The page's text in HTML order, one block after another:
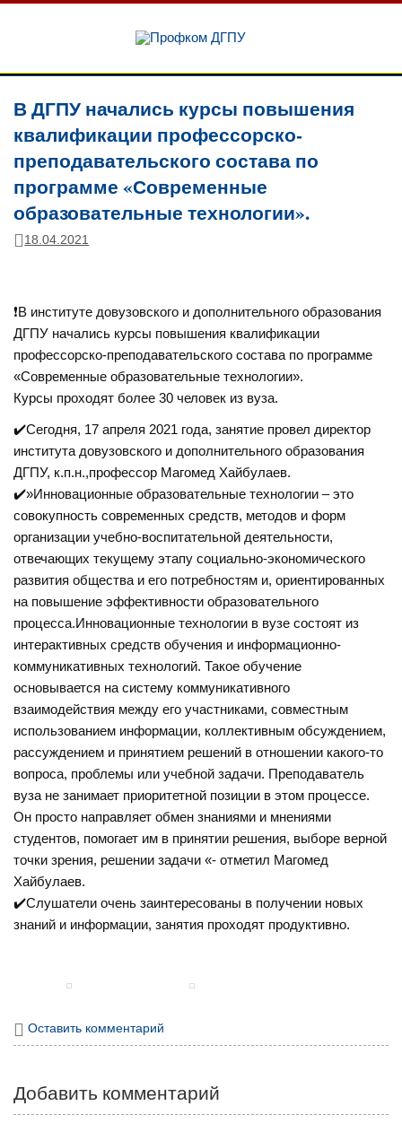
Перейти
ДГПУ
В ДГПУ начались курсы повышения
квалификации профессорско-
преподавательского состава по
программе «Современные
образовательные технологии».
18.04.2021
❗В институте довузовского и дополнительного образования
ДГПУ начались курсы повышения квалификации
профессорско-преподавательского состава по программе
«Современные образовательные технологии».
Курсы проходят более 30 человек из вуза.
✔️Сегодня, 17 апреля 2021 года, занятие провел директор
института довузовского и дополнительного образования
ДГПУ, к.п.н.,профессор Магомед Хайбулаев.
✔️»Инновационные образовательные технологии – это
совокупность современных средств, методов и форм
организации учебно-воспитательной деятельности,
отвечающих текущему этапу социально-экономического
развития общества и его потребностям и, ориентированных
на повышение эффективности образовательного
процесса.Инновационные технологии в вузе состоят из
интерактивных средств обучения и информационно-
коммуникативных технологий. Такое обучение
основывается на систему коммуникативного
взаимодействия между его участниками, совместным
использованием информации, коллективным обсуждением,
рассуждением и принятием решений в отношении какого-то
вопроса, проблемы или учебной задачи. Преподаватель
вуза не занимает приоритетной позиции в этом процессе.
Он просто направляет обмен знаниями и мнениями
студентов, помогает им в принятии решения, выборе верной
точки зрения, решении задачи «- отметил Магомед
Хайбулаев.
✔️Слушатели очень заинтересованы в получении новых
знаний и информации, занятия проходят продуктивно.
Оставить комментарий
Добавить комментарий